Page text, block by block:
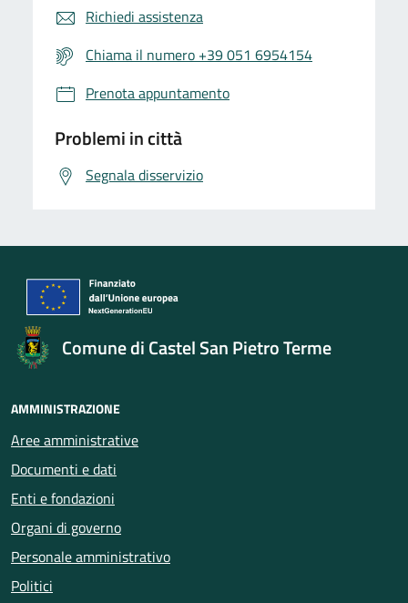
Richiedi assistenza
Chiama il numero +39 051 6954154
Prenota appuntamento
Problemi in città
Segnala disservizio
Comune di Castel San Pietro Terme
AMMINISTRAZIONE
Aree amministrative
Documenti e dati
Enti e fondazioni
Organi di governo
Personale amministrativo
Politici